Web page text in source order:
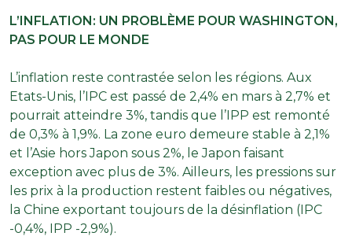
L’INFLATION: UN PROBLÈME POUR WASHINGTON,
PAS POUR LE MONDE
L’inflation reste contrastée selon les régions. Aux
Etats-Unis, l’IPC est passé de 2,4% en mars à 2,7% et
pourrait atteindre 3%, tandis que l’IPP est remonté
de 0,3% à 1,9%. La zone euro demeure stable à 2,1%
et l’Asie hors Japon sous 2%, le Japon faisant
exception avec plus de 3%. Ailleurs, les pressions sur
les prix à la production restent faibles ou négatives,
la Chine exportant toujours de la désinflation (IPC
-0,4%, IPP -2,9%).